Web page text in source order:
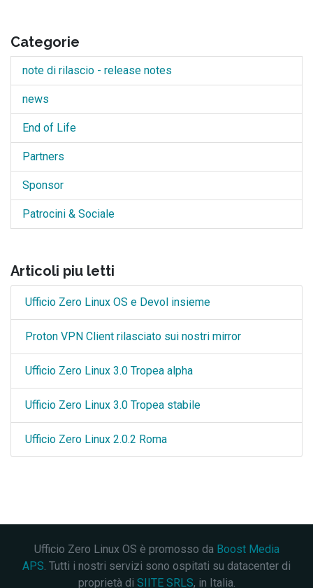
Categorie
note di rilascio - release notes
news
End of Life
Partners
Sponsor
Patrocini & Sociale
Articoli piu letti
Ufficio Zero Linux OS e Devol insieme
Proton VPN Client rilasciato sui nostri mirror
Ufficio Zero Linux 3.0 Tropea alpha
Ufficio Zero Linux 3.0 Tropea stabile
Ufficio Zero Linux 2.0.2 Roma
Ufficio Zero Linux OS è promosso da Boost Media
APS. Tutti i nostri servizi sono ospitati su datacenter di
proprietà di SIITE SRLS, in Italia.